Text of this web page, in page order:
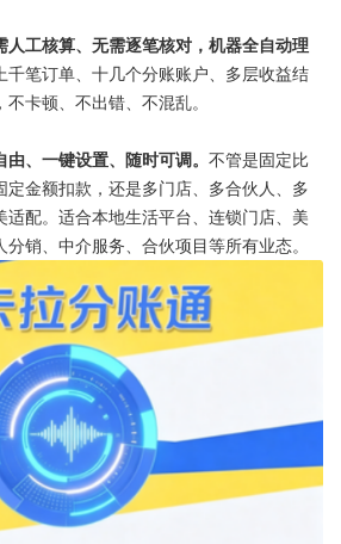
人工核算、无需逐笔核对，机器全自动理
千笔订单、十几个分账账户、多层收益结
卡顿、不出错、不混乱。
、一键设置、随时可调。 不管是固定比
定金额扣款，还是多门店、多合伙人、多
适配。适合本地生活平台、连锁门店、美
销、中介服务、合伙项目等所有业态。